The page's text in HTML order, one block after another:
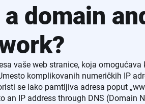
domain
vaše web stranice, koja
komplikovanih numeričkih IP
se lako pamtljiva adresa poput
an IP address through DNS (Domain